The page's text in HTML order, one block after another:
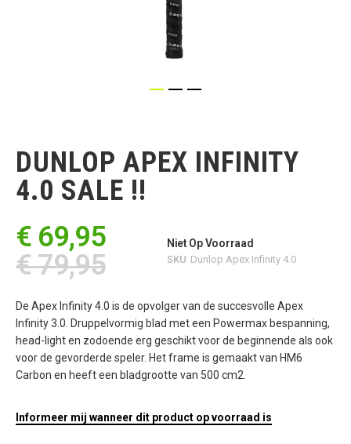
begin
van
de
afbeeldingen-
DUNLOP APEX INFINITY
4.0 SALE !!
€ 69,95
€ 79,95
Niet Op Voorraad
SKU Dunlop Apex Infinity 4.0
De Apex Infinity 4.0 is de opvolger van de succesvolle Apex
Infinity 3.0. Druppelvormig blad met een Powermax bespanning,
head-light en zodoende erg geschikt voor de beginnende als ook
voor de gevorderde speler. Het frame is gemaakt van HM6
Carbon en heeft een bladgrootte van 500 cm2.
Informeer mij wanneer dit product op voorraad is